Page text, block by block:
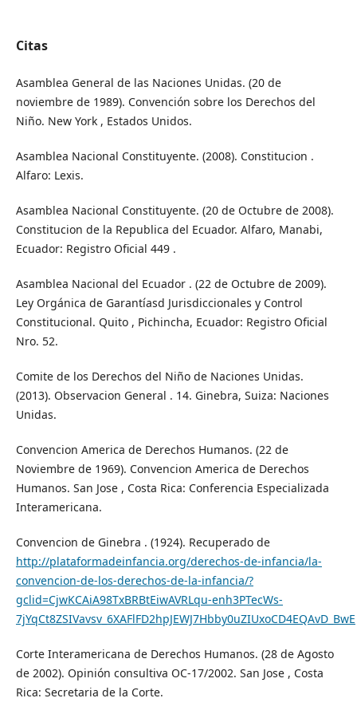
Citas
Asamblea General de las Naciones Unidas. (20 de
noviembre de 1989). Convención sobre los Derechos del
Niño. New York , Estados Unidos.
Asamblea Nacional Constituyente. (2008). Constitucion .
Alfaro: Lexis.
Asamblea Nacional Constituyente. (20 de Octubre de 2008).
Constitucion de la Republica del Ecuador. Alfaro, Manabi,
Ecuador: Registro Oficial 449 .
Asamblea Nacional del Ecuador . (22 de Octubre de 2009).
Ley Orgánica de Garantíasd Jurisdiccionales y Control
Constitucional. Quito , Pichincha, Ecuador: Registro Oficial
Nro. 52.
Comite de los Derechos del Niño de Naciones Unidas.
(2013). Observacion General . 14. Ginebra, Suiza: Naciones
Unidas.
Convencion America de Derechos Humanos. (22 de
Noviembre de 1969). Convencion America de Derechos
Humanos. San Jose , Costa Rica: Conferencia Especializada
Interamericana.
Convencion de Ginebra . (1924). Recuperado de
http://plataformadeinfancia.org/derechos-de-infancia/la-
convencion-de-los-derechos-de-la-infancia/?
gclid=CjwKCAiA98TxBRBtEiwAVRLqu-enh3PTecWs-
7jYqCt8ZSIVavsv_6XAFlFD2hpJEWJ7Hbby0uZIUxoCD4EQAvD_BwE
Corte Interamericana de Derechos Humanos. (28 de Agosto
de 2002). Opinión consultiva OC-17/2002. San Jose , Costa
Rica: Secretaria de la Corte.